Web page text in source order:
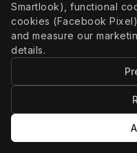
Monitoraggio in
Ogni chiamata API
evidenziato.
dettagli completi
debug. Avvisi
Smartlook), functional
cookies (Facebook
and measure our
details.